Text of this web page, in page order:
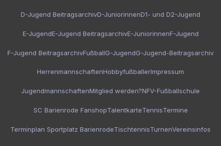
D-Jugend BeitragsarchivD-JuniorinnenD1- und D2-Jugend
E-JugendE-Jugend BeitragsarchivE-JuniorinnenF-Jugend
F-Jugend BeitragsarchivFußballG-JugendG-Jugend-Beitragsarchiv
HerrenmannschaftenHobbyfußballerImpressum
JugendmannschaftenMitglied werden?NFV-Fußballschule
SC Barienrode FanshopTalentkarteTennisTermine
Terminplan Sportplatz BarienrodeTischtennisTurnenVereinsinfos